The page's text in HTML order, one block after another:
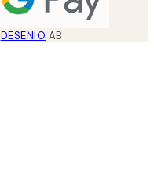
DESENIO AB